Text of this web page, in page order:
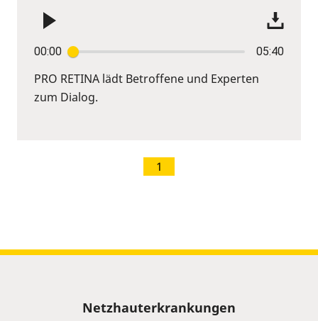
00:00 05:40
PRO RETINA lädt Betroffene und Experten
zum Dialog.
1
Netzhauterkrankungen